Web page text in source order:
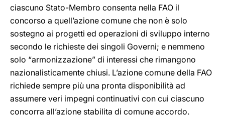
ciascuno Stato-Membro consenta nella FAO il
concorso a quell’azione comune che non è solo
sostegno ai progetti ed operazioni di sviluppo interno
secondo le richieste dei singoli Governi; e nemmeno
solo “armonizzazione” di interessi che rimangono
nazionalisticamente chiusi. L’azione comune della FAO
richiede sempre più una pronta disponibilità ad
assumere veri impegni continuativi con cui ciascuno
concorra all’azione stabilita di comune accordo.